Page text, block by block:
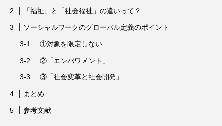
「福祉」と「社会福祉」の違いって？
ソーシャルワークのグローバル定義のポイント
①対象を限定しない
②「エンパワメント」
③「社会変革と社会開発」
まとめ
参考文献